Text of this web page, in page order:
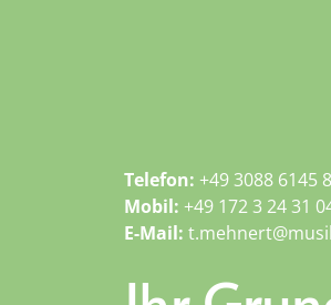
Telefon: +49 3088 6145
Mobil: +49 172 3 24 31
E-Mail: